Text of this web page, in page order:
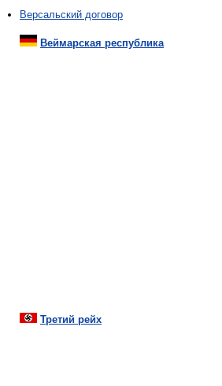
Версальский договор
Веймарская республика
Третий рейх